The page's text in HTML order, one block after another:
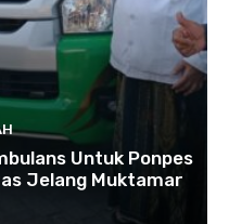
Untuk Ponpes
Jelang Muktamar